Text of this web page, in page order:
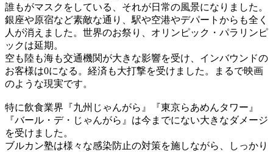
誰もがマスクをしている、それが日常の風景になりました。
銀座や原宿など素敵な通り、駅や空港やデパートからも全く
人が消えました。世界のお祭り、オリンピック・パラリンピ
ックは延期。
空も陸も海も交通機関が大きな影響を受け、インバウンドの
お客様は0になる。経済も大打撃を受けました。まるで映画
のような現実です。
特に飲食業界『九州じゃんがら』『東京らあめんタワー』
『バール・デ・じゃんがら』は今までにない大きなダメージ
を受けました。
ブルカン塾は様々な感染防止の対策を施しながら、しっかり